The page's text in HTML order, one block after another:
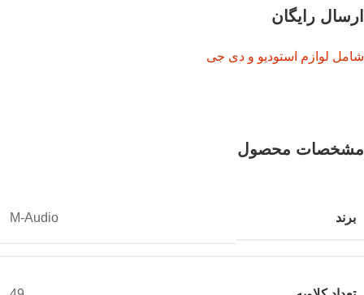
ارسال رایگان
شامل لوازم استودیو و دی جی
مشخصات محصول
برند M-Audio